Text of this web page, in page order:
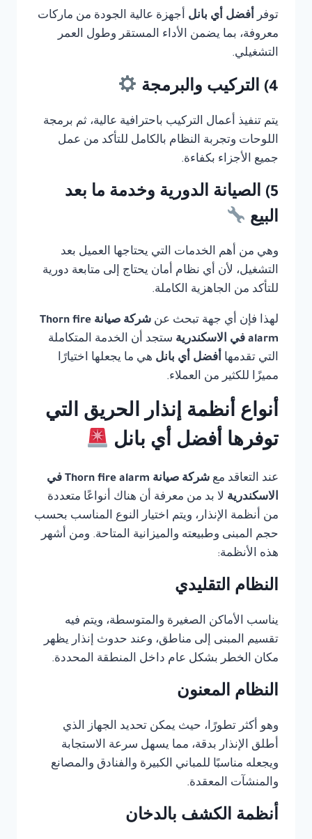
توفر أفضل أي بانل أجهزة عالية الجودة من ماركات
معروفة، بما يضمن الأداء المستقر وطول العمر
التشغيلي.
4) التركيب والبرمجة
يتم تنفيذ أعمال التركيب باحترافية عالية، ثم برمجة
اللوحات وتجربة النظام بالكامل للتأكد من عمل
جميع الأجزاء بكفاءة.
5) الصيانة الدورية وخدمة ما بعد
البيع
وهي من أهم الخدمات التي يحتاجها العميل بعد
التشغيل، لأن أي نظام أمان يحتاج إلى متابعة دورية
للتأكد من الجاهزية الكاملة.
لهذا فإن أي جهة تبحث عن
شركة صيانة Thorn fire
alarm في الاسكندرية
ستجد أن الخدمة المتكاملة
التي تقدمها أفضل أي بانل هي ما يجعلها اختيارًا
مميزًا للكثير من العملاء.
أنواع أنظمة إنذار الحريق التي
توفرها أفضل أي بانل
عند التعاقد مع
شركة صيانة Thorn fire alarm في
الاسكندرية لا بد من معرفة أن هناك أنواعًا متعددة
من أنظمة الإنذار، ويتم اختيار النوع المناسب بحسب
حجم المبنى وطبيعته والميزانية المتاحة. ومن أشهر
هذه الأنظمة:
النظام التقليدي
يناسب الأماكن الصغيرة والمتوسطة، ويتم فيه
تقسيم المبنى إلى مناطق، وعند حدوث إنذار يظهر
مكان الخطر بشكل عام داخل المنطقة المحددة.
النظام المعنون
وهو أكثر تطورًا، حيث يمكن تحديد الجهاز الذي
أطلق الإنذار بدقة، مما يسهل سرعة الاستجابة
ويجعله مناسبًا للمباني الكبيرة والفنادق والمصانع
والمنشآت المعقدة.
أنظمة الكشف بالدخان